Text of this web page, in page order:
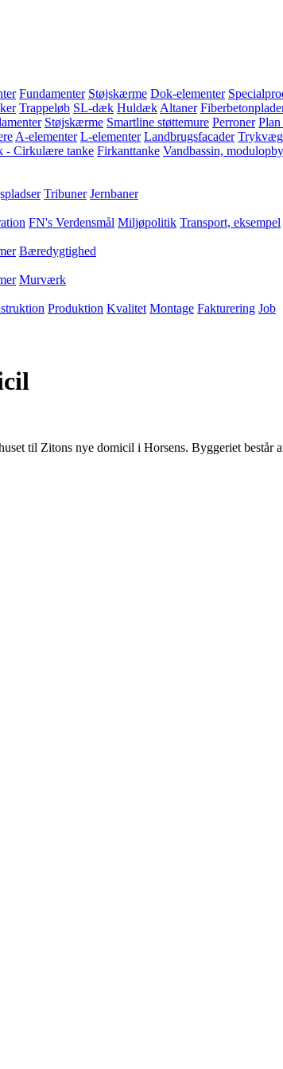
Fundamenter Støjskærme Dok-elementer
Trappeløb SL-dæk Huldæk Altaner
Støjskærme Smartline støttemure Perroner
A-elementer L-elementer Landbrugsfacader
- Cirkulære tanke Firkanttanke Vandbassin,
Tribuner Jernbaner
FN's Verdensmål Miljøpolitik Transport, eksempel
Bæredygtighed
Murværk
Produktion Kvalitet Montage Fakturering Job
til Zitons nye domicil i Horsens. Byggeriet